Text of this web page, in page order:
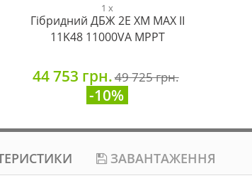
1 x
Гібридний ДБЖ 2E XM MAX II
11K48 11000VA MРPT
44 753 грн.49 725 грн.
-10%
ЗАВАНТАЖЕННЯ